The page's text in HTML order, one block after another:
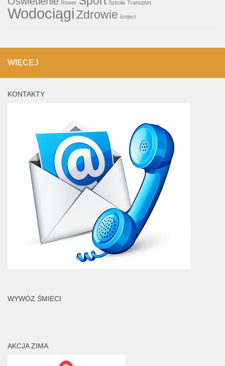
Rower Szkoła Transport
WodociągiZdrowie śmieci
WIĘCEJ
KONTAKTY
WYWÓZ ŚMIECI
AKCJA ZIMA